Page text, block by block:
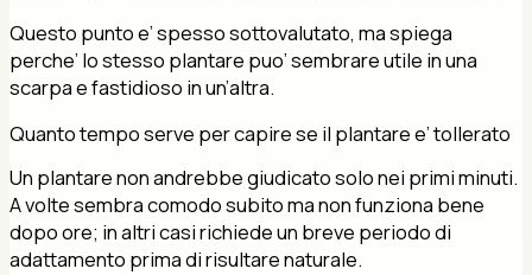
Questo punto e’ spesso sottovalutato, ma spiega
perche’ lo stesso plantare puo’ sembrare utile in una
scarpa e fastidioso in un’altra.
Quanto tempo serve per capire se il plantare e’ tollerato
Un plantare non andrebbe giudicato solo nei primi minuti.
A volte sembra comodo subito ma non funziona bene
dopo ore; in altri casi richiede un breve periodo di
adattamento prima di risultare naturale.